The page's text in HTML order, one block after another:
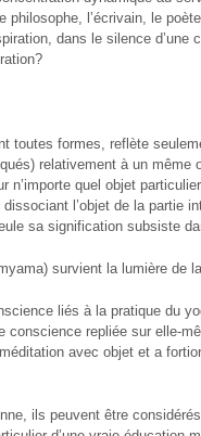
philosophe, l’écrivain, le
dans le silence d’une
toutes formes, reflète
relativement à un même
n’importe quel objet
l’objet de la partie
sa signification subsiste
survient la lumière de
liés à la pratique du
conscience repliée sur elle-
avec objet et a
ils peuvent être